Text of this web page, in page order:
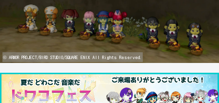
© ARMOR PROJECT/BIRD STUDIO/SQUARE ENIX All Rights Reserved.